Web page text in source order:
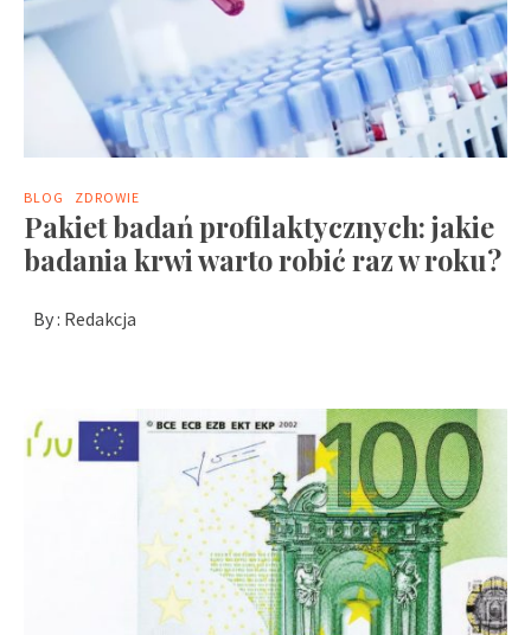
BLOG ZDROWIE
Pakiet badań profilaktycznych: jakie
badania krwi warto robić raz w roku?
By : Redakcja